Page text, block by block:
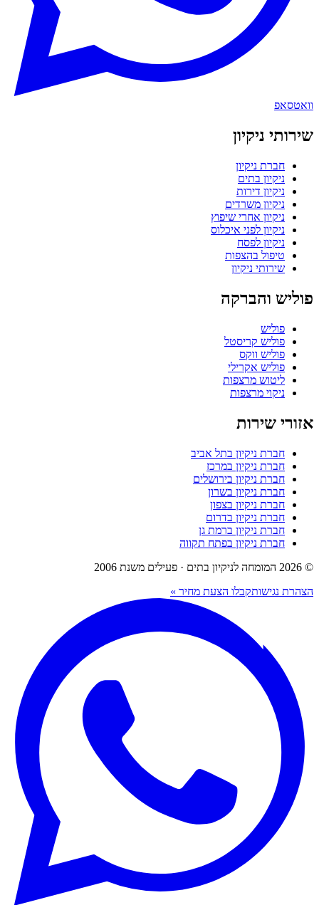
וואטסאפ
שירותי ניקיון
חברת ניקיון
ניקיון בתים
ניקיון דירות
ניקיון משרדים
ניקיון אחרי שיפוץ
ניקיון לפני איכלוס
ניקיון לפסח
טיפול בהצפות
שירותי ניקיון
פוליש והברקה
פוליש
פוליש קריסטל
פוליש ווקס
פוליש אקרילי
ליטוש מרצפות
ניקוי מרצפות
אזורי שירות
חברת ניקיון בתל אביב
חברת ניקיון במרכז
חברת ניקיון בירושלים
חברת ניקיון בשרון
חברת ניקיון בצפון
חברת ניקיון בדרום
חברת ניקיון ברמת גן
חברת ניקיון בפתח תקווה
© 2026 המומחה לניקיון בתים · פעילים משנת 2006
הצהרת נגישותקבלו הצעת מחיר »